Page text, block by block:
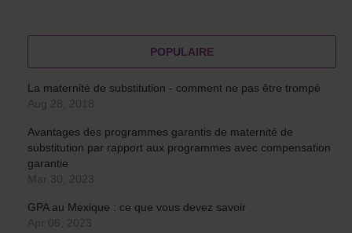
POPULAIRE
La maternité de substitution - comment ne pas être trompé
Aug 28, 2018
Avantages des programmes garantis de maternité de
substitution par rapport aux programmes avec compensation
garantie
Mar 30, 2023
GPA au Mexique : ce que vous devez savoir
Apr 08, 2023